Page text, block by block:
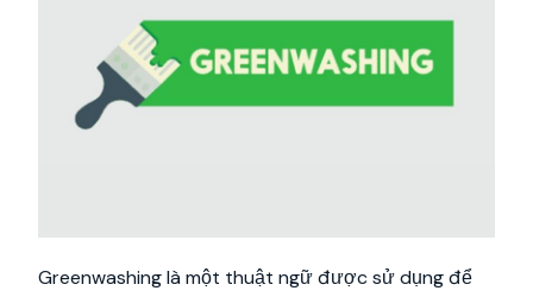
Greenwashing là một thuật ngữ được sử dụng để